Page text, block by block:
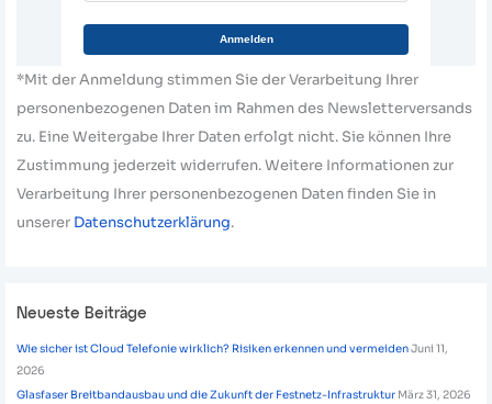
Anmelden
*Mit der Anmeldung stimmen Sie der Verarbeitung Ihrer
personenbezogenen Daten im Rahmen des Newsletterversands
zu. Eine Weitergabe Ihrer Daten erfolgt nicht. Sie können Ihre
Zustimmung jederzeit widerrufen. Weitere Informationen zur
Verarbeitung Ihrer personenbezogenen Daten finden Sie in
unserer Datenschutzerklärung.
Neueste Beiträge
Wie sicher ist Cloud Telefonie wirklich? Risiken erkennen und vermeidenJuni 11,
2026
Glasfaser Breitbandausbau und die Zukunft der Festnetz-Infrastruktur März 31, 2026